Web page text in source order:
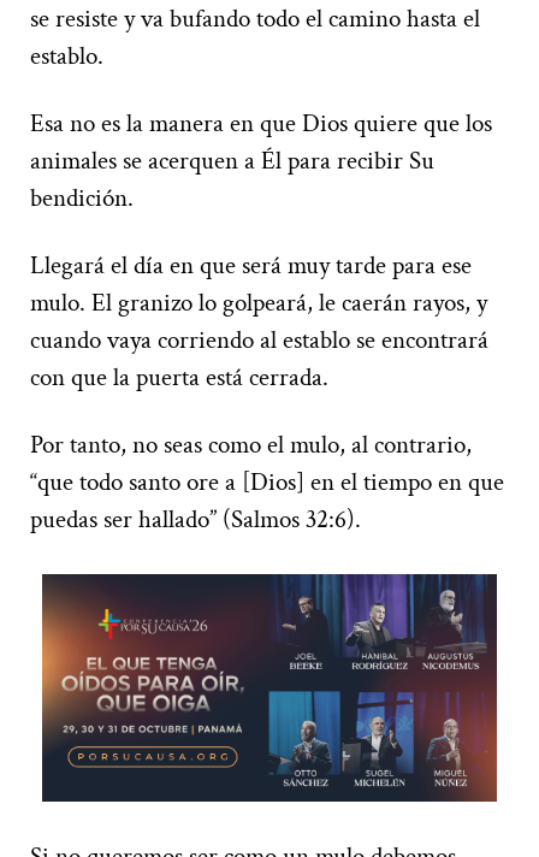
se resiste y va bufando todo el camino hasta el
establo.
Esa no es la manera en que Dios quiere que los
animales se acerquen a Él para recibir Su
bendición.
Llegará el día en que será muy tarde para ese
mulo. El granizo lo golpeará, le caerán rayos, y
cuando vaya corriendo al establo se encontrará
con que la puerta está cerrada.
Por tanto, no seas como el mulo, al contrario,
“que todo santo ore a [Dios] en el tiempo en que
puedas ser hallado” (Salmos 32:6).